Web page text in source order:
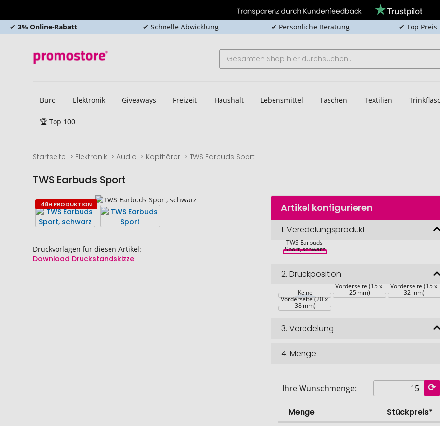
✔ 3% Online-Rabatt ✔ Schnelle Abwicklung ✔ Persönliche Beratung ✔ Top
Büro Elektronik Giveaways Freizeit Haushalt Lebensmittel Taschen Textilien
🏆 Top 100
Startseite Elektronik Audio Kopfhörer TWS Earbuds Sport
TWS Earbuds Sport
Zum
Ende
der
Bildgalerie
Druckvorlagen für diesen Artikel:
Download Druckstandskizze
Zum
Anfang
der
Bildgalerie
48H PRODUKTION Artikel konfigurieren
1.Veredelungsprodukt
TWS Earbuds
Sport, schwarz
2.Druckposition
Keine
Vorderseite (15 x
25 mm)
Vorderseite (15 x
32 mm)
Vorderseite (20 x
38 mm)
3.Veredelung
4.Menge
Ihre Wunschmenge:
Menge
Stückpreis*